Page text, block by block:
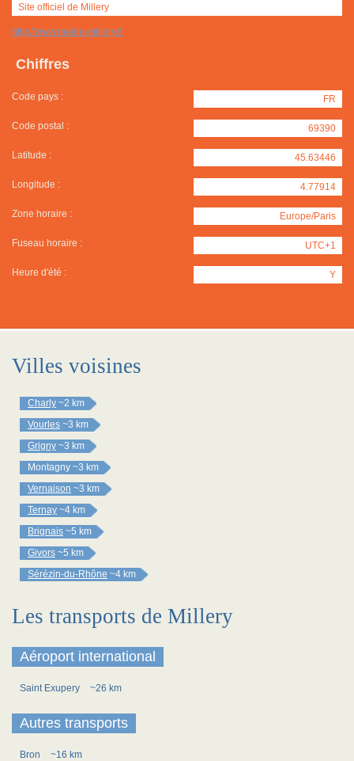
Site officiel de Millery
http://www.mairie-millery.fr
Chiffres
Code pays : FR
Code postal : 69390
Latitude : 45.63446
Longitude : 4.77914
Zone horaire : Europe/Paris
Fuseau horaire : UTC+1
Heure d'été : Y
Villes voisines
Charly ~2 km
Vourles ~3 km
Grigny ~3 km
Montagny ~3 km
Vernaison ~3 km
Ternay ~4 km
Brignais ~5 km
Givors ~5 km
Sérézin-du-Rhône ~4 km
Les transports de Millery
Aéroport international
Saint Exupery ~26 km
Autres transports
Bron
~16 km